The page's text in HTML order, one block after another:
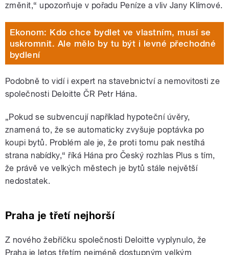
změnit,“ upozorňuje v pořadu Peníze a vliv Jany Klímové.
Ekonom: Kdo chce bydlet ve vlastním, musí se
uskromnit. Ale mělo by tu být i levné přechodné
bydlení
Podobně to vidí i expert na stavebnictví a nemovitosti ze
společnosti Deloitte ČR Petr Hána.
„Pokud se subvencují například hypoteční úvěry,
znamená to, že se automaticky zvyšuje poptávka po
koupi bytů. Problém ale je, že proti tomu pak nestíhá
strana nabídky,“ říká Hána pro Český rozhlas Plus s tím,
že právě ve velkých městech je bytů stále největší
nedostatek.
Praha je třetí nejhorší
Z nového žebříčku společnosti Deloitte vyplynulo, že
Praha je letos třetím nejméně dostupným velkým